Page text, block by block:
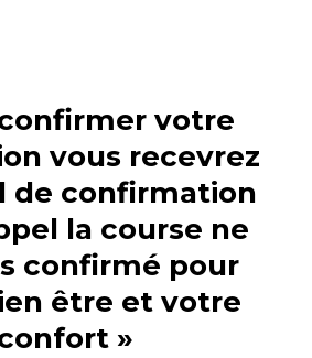
votre
vous recevrez
de confirmation
la course ne
confirmé pour
être et votre
»